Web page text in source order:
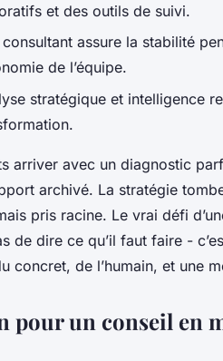
et des outils de suivi.
consultant assure la stabilité
de l’équipe.
stratégique et intelligence
arriver avec un diagnostic
archivé. La stratégie
pris racine. Le vrai défi
de dire ce qu’il faut faire -
concret, de l’humain, et une
pour un conseil en